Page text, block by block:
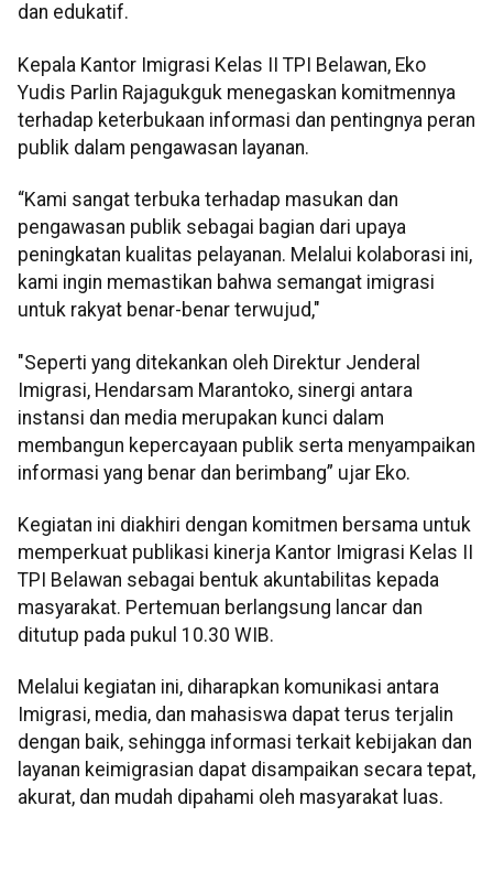
dan edukatif.
Kepala Kantor Imigrasi Kelas II TPI Belawan, Eko
Yudis Parlin Rajagukguk menegaskan komitmennya
terhadap keterbukaan informasi dan pentingnya peran
publik dalam pengawasan layanan.
“Kami sangat terbuka terhadap masukan dan
pengawasan publik sebagai bagian dari upaya
peningkatan kualitas pelayanan. Melalui kolaborasi ini,
kami ingin memastikan bahwa semangat imigrasi
untuk rakyat benar-benar terwujud,"
"Seperti yang ditekankan oleh Direktur Jenderal
Imigrasi, Hendarsam Marantoko, sinergi antara
instansi dan media merupakan kunci dalam
membangun kepercayaan publik serta menyampaikan
informasi yang benar dan berimbang” ujar Eko.
Kegiatan ini diakhiri dengan komitmen bersama untuk
memperkuat publikasi kinerja Kantor Imigrasi Kelas II
TPI Belawan sebagai bentuk akuntabilitas kepada
masyarakat. Pertemuan berlangsung lancar dan
ditutup pada pukul 10.30 WIB.
Melalui kegiatan ini, diharapkan komunikasi antara
Imigrasi, media, dan mahasiswa dapat terus terjalin
dengan baik, sehingga informasi terkait kebijakan dan
layanan keimigrasian dapat disampaikan secara tepat,
akurat, dan mudah dipahami oleh masyarakat luas.